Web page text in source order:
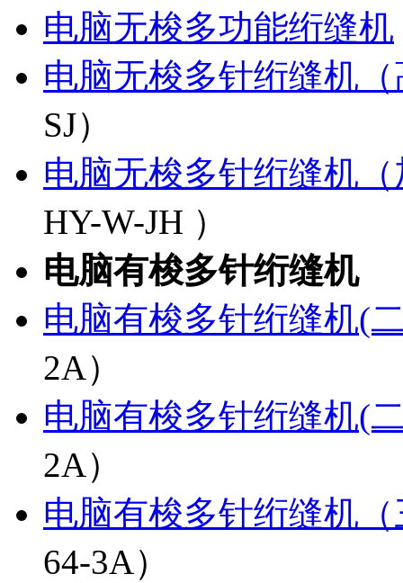
电脑无梭多功能绗缝机
电脑无梭多针绗缝机
SJ）
电脑无梭多针绗缝机
HY-W-JH ）
电脑有梭多针绗缝机
电脑有梭多针绗缝机(
2A）
电脑有梭多针绗缝机(
2A）
电脑有梭多针绗缝机
64-3A）